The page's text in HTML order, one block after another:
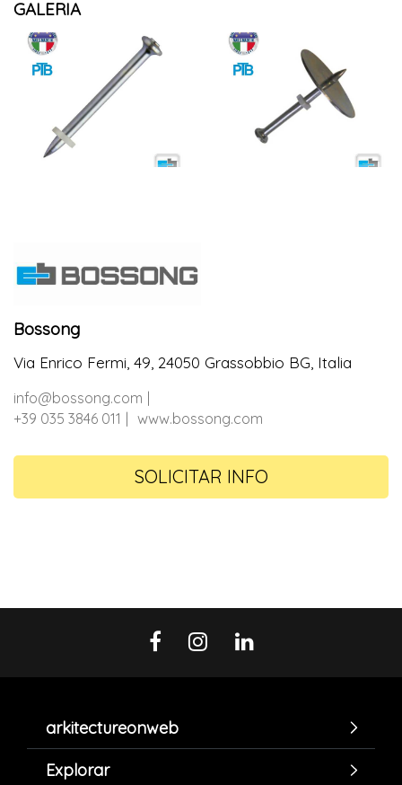
GALERIA
Bossong
Via Enrico Fermi, 49, 24050 Grassobbio BG, Italia
info@bossong.com
+39 035 3846 011
www.bossong.com
SOLICITAR INFO
arkitectureonweb
Explorar